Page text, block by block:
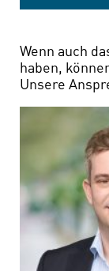
Wenn auch
haben,
Unsere